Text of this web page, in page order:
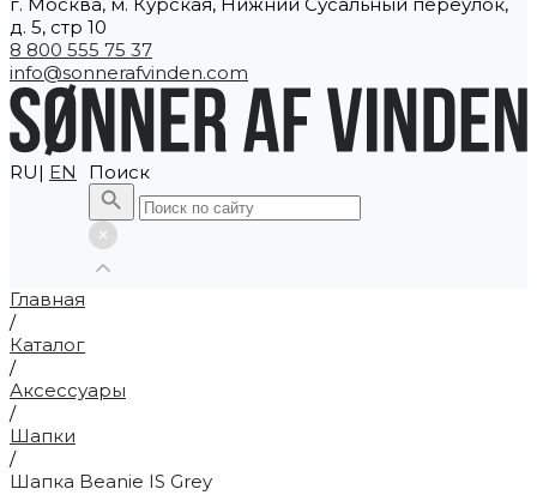
д. 5, стр 10
8 800 555 75 37
info@sonnerafvinden.com
RU| EN Поиск
Главная
/
Каталог
/
Аксессуары
/
Шапки
/
Шапка Beanie IS Grey